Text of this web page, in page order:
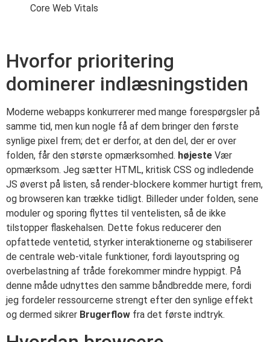
Core Web Vitals
Hvorfor prioritering
dominerer indlæsningstiden
Moderne webapps konkurrerer med mange forespørgsler på
samme tid, men kun nogle få af dem bringer den første
synlige pixel frem; det er derfor, at den del, der er over
folden, får den største opmærksomhed. højeste Vær
opmærksom. Jeg sætter HTML, kritisk CSS og indledende
JS øverst på listen, så render-blockere kommer hurtigt frem,
og browseren kan trække tidligt. Billeder under folden, sene
moduler og sporing flyttes til ventelisten, så de ikke
tilstopper flaskehalsen. Dette fokus reducerer den
opfattede ventetid, styrker interaktionerne og stabiliserer
de centrale web-vitale funktioner, fordi layoutspring og
overbelastning af tråde forekommer mindre hyppigt. På
denne måde udnyttes den samme båndbredde mere, fordi
jeg fordeler ressourcerne strengt efter den synlige effekt
og dermed sikrer Brugerflow fra det første indtryk.